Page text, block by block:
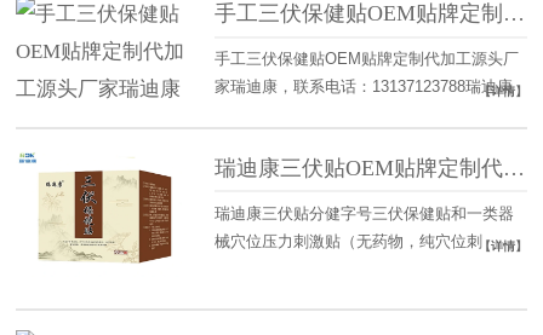
手工三伏保健贴OEM贴牌定制代加工源头厂家瑞迪康
手工三伏保健贴OEM贴牌定制代加工源头厂
家瑞迪康，联系电话：13137123788瑞迪康
常见成分：白芥子、延胡索、细辛、肉桂、
作用：缓解四肢寒冷、关节疼痛、女性宫
寒、胃寒及慢性咳喘不适，促进健康。适宜
【详情】
瑞迪康三伏贴OEM贴牌定制代加工，源头厂家
瑞迪康三伏贴分健字号三伏保健贴和一类器
械穴位压力刺激贴（无药物，纯穴位刺【详情】